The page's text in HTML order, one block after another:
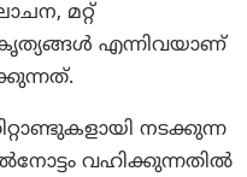
മറ്റ്
എന്നിവയാണ്
നടക്കുന്ന
വഹിക്കുന്നതിൽ